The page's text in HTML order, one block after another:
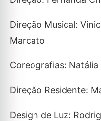
Direção Musical:
Marcato
Coreografias:
Direção Residente:
Design de Luz: